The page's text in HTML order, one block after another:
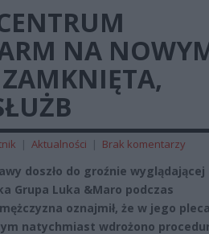
NA
| Aktualności | Brak komentarzy
doszło do groźnie wyglądającej
Grupa Luka &Maro podczas
oznajmił, że w jego
natychmiast wdrożono